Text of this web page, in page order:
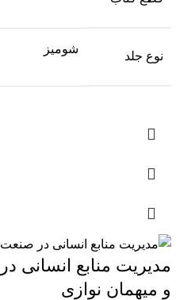
نوع جلد
شومیز
مدیریت منابع انسانی
و میهمان نوازی